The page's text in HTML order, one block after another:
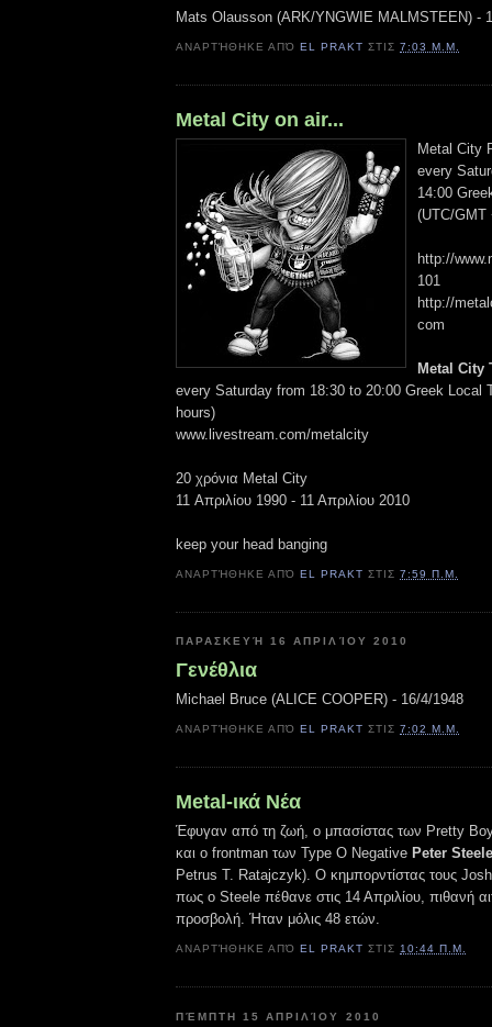
Mats Olausson (ARK/YNGWIE MALMSTEEN) -
ΑΝΑΡΤΉΘΗΚΕ ΑΠΌEL PRAKT ΣΤΙΣ7:03 Μ.Μ.
Metal City on air...
Metal City
every
14:00
(UTC/GMT
http://
101
http://
com
Metal City
every Saturday from 18:30 to 20:00 Greek Local
hours)
www.livestream.com/metalcity
20 χρόνια Metal City
11 Απριλίου 1990 - 11 Απριλίου 2010
keep your head banging
ΑΝΑΡΤΉΘΗΚΕ ΑΠΌEL PRAKT ΣΤΙΣ7:59 Π.Μ.
ΠΑΡΑΣΚΕΥΉ 16 ΑΠΡΙΛΊΟΥ 2010
Γενέθλια
Michael Bruce (ALICE COOPER) - 16/4/1948
ΑΝΑΡΤΉΘΗΚΕ ΑΠΌEL PRAKT ΣΤΙΣ7:02 Μ.Μ.
Metal-ικά Νέα
Έφυγαν από τη ζωή, ο μπασίστας των Pretty
και ο frontman των Type O Negative Peter
Petrus T. Ratajczyk). Ο κημπορντίστας τους
πως ο Steele πέθανε στις 14 Απριλίου, πιθανή
προσβολή. Ήταν μόλις 48 ετών.
ΑΝΑΡΤΉΘΗΚΕ ΑΠΌEL PRAKT ΣΤΙΣ 10:44 Π.Μ.
ΠΈΜΠΤΗ 15 ΑΠΡΙΛΊΟΥ 2010